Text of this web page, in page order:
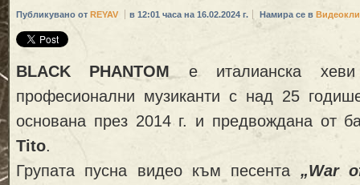
Публикувано от REYAV в 12:01 часа на 16.02.2024 г. Намира се в
BLACK PHANTOM е италианска
професионални музиканти с над 25
основана през 2014 г. и предвождана от
Tito.
Групата пусна видео към песента„War